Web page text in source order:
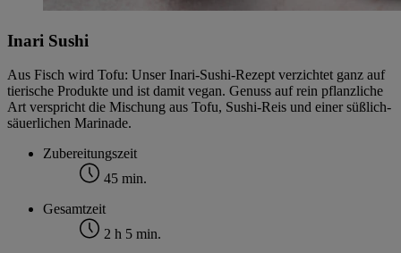
Inari Sushi
Aus Fisch wird Tofu: Unser Inari-Sushi-Rezept verzichtet ganz auf
tierische Produkte und ist damit vegan. Genuss auf rein pflanzliche
Art verspricht die Mischung aus Tofu, Sushi-Reis und einer süßlich-
säuerlichen Marinade.
Zubereitungszeit
45 min.
Gesamtzeit
2 h 5 min.